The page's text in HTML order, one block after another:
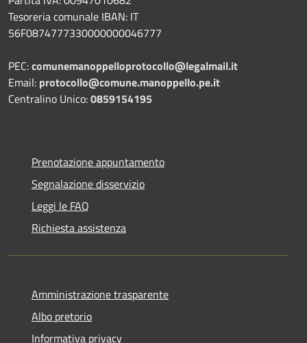
Tesoreria comunale IBAN: IT
56F0874777330000000046777
PEC:comunemanoppelloprotocollo@legalmail.it
Email: protocollo@comune.manoppello.pe.it
Centralino Unico:0859154195
Prenotazione appuntamento
Segnalazione disservizio
Leggi le FAQ
Richiesta assistenza
Amministrazione trasparente
Albo pretorio
Informativa privacy